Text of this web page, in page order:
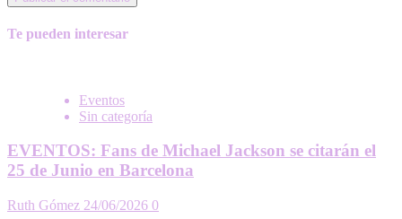
Te pueden interesar
Eventos
Sin categoría
EVENTOS: Fans de Michael Jackson se citarán el
25 de Junio en Barcelona
Ruth Gómez 24/06/2026 0